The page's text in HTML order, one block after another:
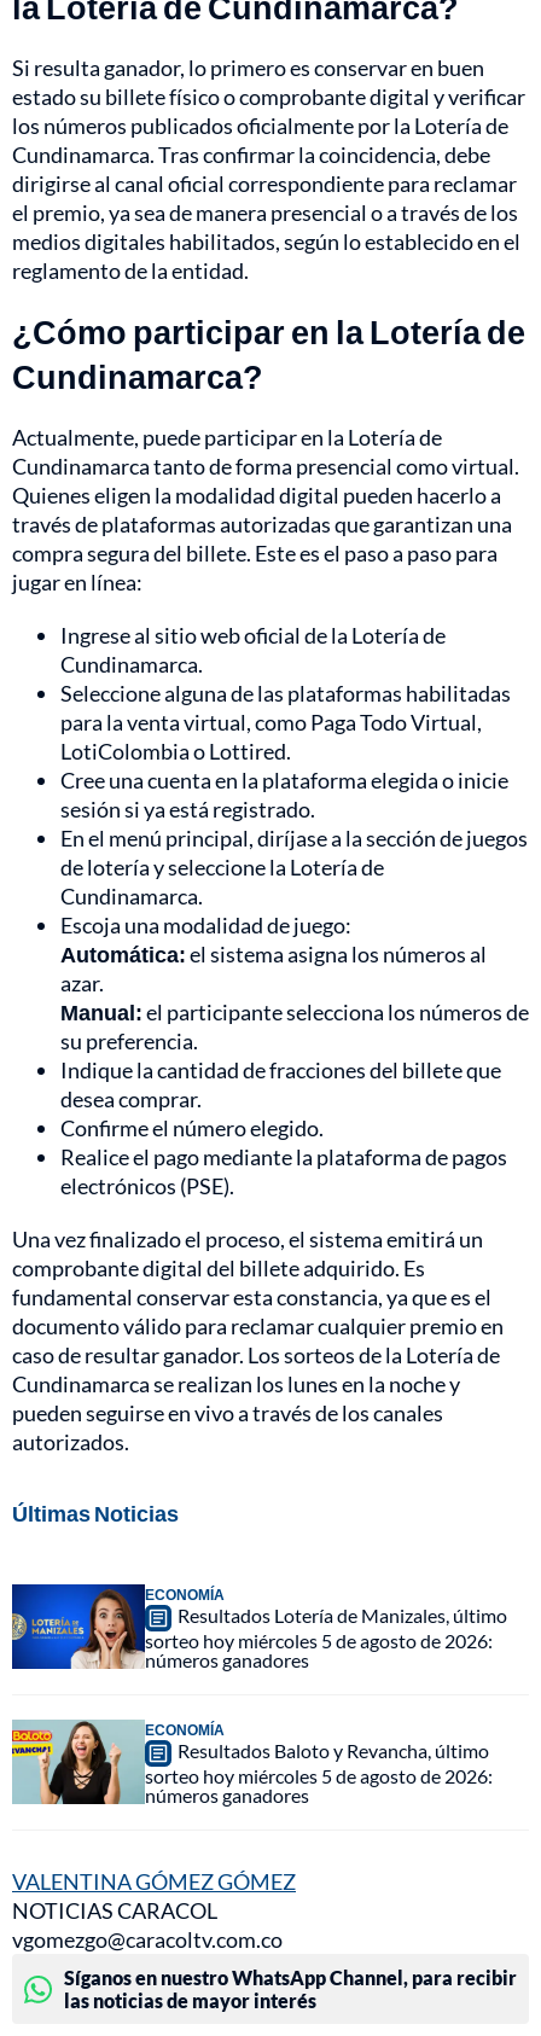
Si resulta ganador, lo primero es conservar en buen
estado su billete físico o comprobante digital y verificar
los números publicados oficialmente por la Lotería de
Cundinamarca. Tras confirmar la coincidencia, debe
dirigirse al canal oficial correspondiente para reclamar
el premio, ya sea de manera presencial o a través de los
medios digitales habilitados, según lo establecido en el
reglamento de la entidad.
¿Cómo participar en la Lotería de
Cundinamarca?
Actualmente, puede participar en la Lotería de
Cundinamarca tanto de forma presencial como virtual.
Quienes eligen la modalidad digital pueden hacerlo a
través de plataformas autorizadas que garantizan una
compra segura del billete. Este es el paso a paso para
jugar en línea:
Ingrese al sitio web oficial de la Lotería de
Cundinamarca.
Seleccione alguna de las plataformas habilitadas
para la venta virtual, como Paga Todo Virtual,
LotiColombia o Lottired.
Cree una cuenta en la plataforma elegida o inicie
sesión si ya está registrado.
En el menú principal, diríjase a la sección de juegos
de lotería y seleccione la Lotería de
Cundinamarca.
Escoja una modalidad de juego:
Automática:el sistema asigna los números al
azar.
Manual:el participante selecciona los números de
su preferencia.
Indique la cantidad de fracciones del billete que
desea comprar.
Confirme el número elegido.
Realice el pago mediante la plataforma de pagos
electrónicos (PSE).
Una vez finalizado el proceso, el sistema emitirá un
comprobante digital del billete adquirido. Es
fundamental conservar esta constancia, ya que es el
documento válido para reclamar cualquier premio en
caso de resultar ganador. Los sorteos de la Lotería de
Cundinamarca se realizan los lunes en la noche y
pueden seguirse en vivo a través de los canales
autorizados.
Últimas Noticias
ECONOMÍA
Resultados Lotería de Manizales, último
sorteo hoy miércoles 5 de agosto de 2026:
números ganadores
ECONOMÍA
Resultados Baloto y Revancha, último
sorteo hoy miércoles 5 de agosto de 2026:
números ganadores
VALENTINA GÓMEZ GÓMEZ
NOTICIAS CARACOL
vgomezgo@caracoltv.com.co
Síganos en nuestro WhatsApp Channel, para recibir
las noticias de mayor interés